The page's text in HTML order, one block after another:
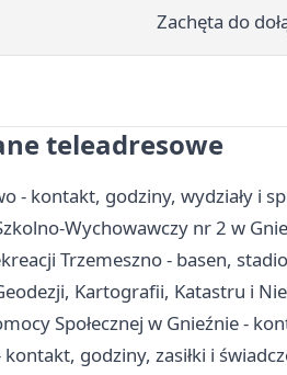
Zachęta do
teleadresowe
- kontakt, godziny, wydziały i
Wychowawczy nr 2 w
Trzemeszno - basen,
Kartografii, Katastru i
Społecznej w Gnieźnie -
kontakt, godziny, zasiłki i